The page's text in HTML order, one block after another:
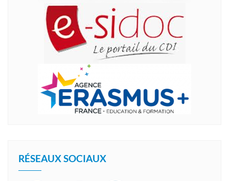
RÉSEAUX SOCIAUX